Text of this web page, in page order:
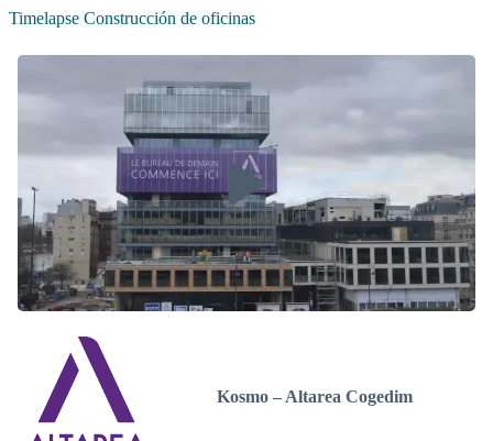
Timelapse Construcción de oficinas
Kosmo – Altarea Cogedim